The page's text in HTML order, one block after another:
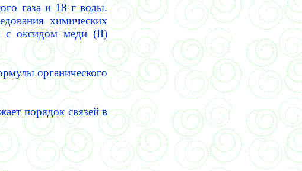
газа и 18 г воды.
химических
с оксидом меди (II)
органического
порядок связей в